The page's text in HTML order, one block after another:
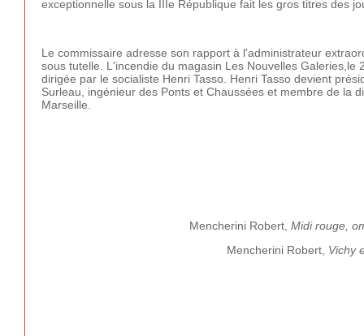
exceptionnelle sous la IIIe République fait les gros titres des
Le commissaire adresse son rapport à l'administrateur
sous tutelle. L'incendie du magasin Les Nouvelles
dirigée par le socialiste Henri Tasso. Henri Tasso devient
Surleau, ingénieur des Ponts et Chaussées et membre de la
Marseille.
Mencherini Robert, Midi rouge,
Mencherini Robert, Vichy